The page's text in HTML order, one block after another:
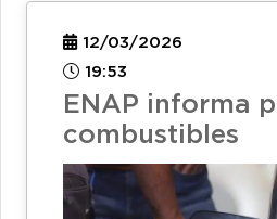
12/03/2026
19:53
ENAP informa
combustibles